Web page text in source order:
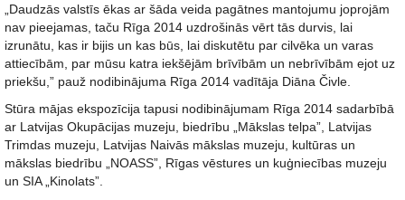
„Daudzās valstīs ēkas ar šāda veida pagātnes mantojumu joprojām
nav pieejamas, taču Rīga 2014 uzdrošinās vērt tās durvis, lai
izrunātu, kas ir bijis un kas būs, lai diskutētu par cilvēka un varas
attiecībām, par mūsu katra iekšējām brīvībām un nebrīvībām ejot uz
priekšu,” pauž nodibinājuma Rīga 2014 vadītāja Diāna Čivle.
Stūra mājas ekspozīcija tapusi nodibinājumam Rīga 2014 sadarbībā
ar Latvijas Okupācijas muzeju, biedrību „Mākslas telpa”, Latvijas
Trimdas muzeju, Latvijas Naivās mākslas muzeju, kultūras un
mākslas biedrību „NOASS”, Rīgas vēstures un kuģniecības muzeju
un SIA „Kinolats”.